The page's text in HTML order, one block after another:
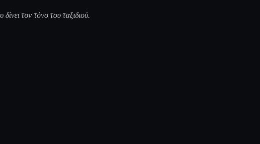
τον τόνο του ταξιδιού.